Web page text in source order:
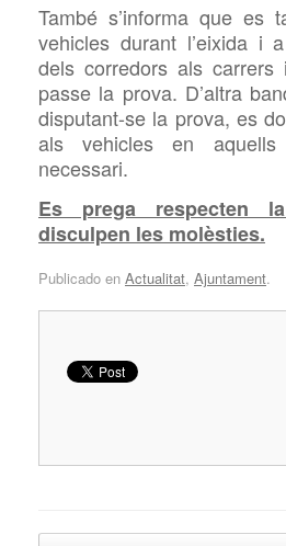
També s’informa que es
vehicles durant l’eixida i
dels corredors als
passe la prova. D’altra
disputant-se la prova, es
als vehicles en
necessari.
Es prega respecten
disculpen les molèsties.
Publicado en Actualitat, Ajuntament.